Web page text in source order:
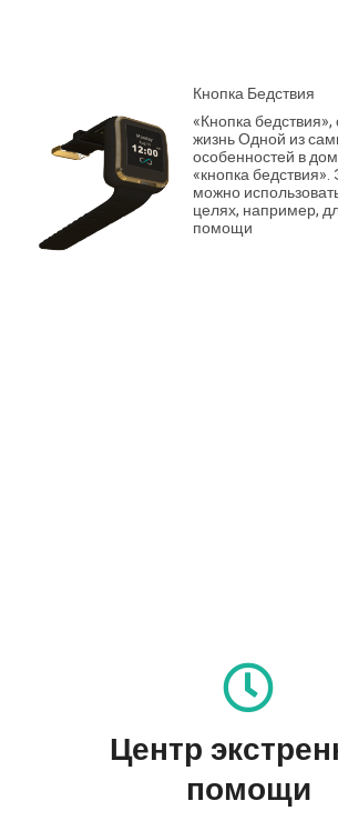
Кнопка Бедствия
«Кнопка
жизнь Одной из
особенностей в
«кнопка бедствия».
можно
целях, например,
помощи
Центр
помощи